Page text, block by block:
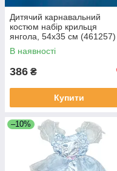
Дитячий карнавальний
костюм набір крильця
янгола, 54х35 см (461257)
В наявності
386 ₴
Купити
–10%